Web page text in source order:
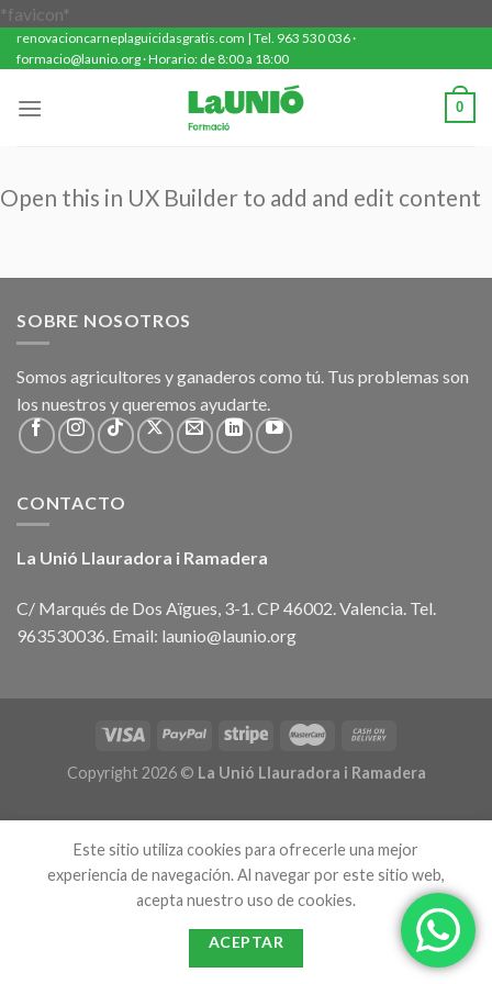
*favicon*
al
contenido
renovacioncarneplaguicidasgratis.com | Tel. 963 530 036 ·
formacio@launio.org · Horario: de 8:00 a 18:00
0
Open this in UX Builder to add and edit content
SOBRE NOSOTROS
Somos agricultores y ganaderos como tú. Tus problemas son
los nuestros y queremos ayudarte.
CONTACTO
La Unió Llauradora i Ramadera
C/ Marqués de Dos Aïgues, 3-1. CP 46002. Valencia. Tel.
963530036. Email: launio@launio.org
Copyright 2026 © La Unió Llauradora i Ramadera
Este sitio utiliza cookies para ofrecerle una mejor
experiencia de navegación. Al navegar por este sitio web,
acepta nuestro uso de cookies.
ACEPTAR